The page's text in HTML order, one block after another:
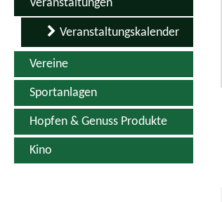
Veranstaltungen
Veranstaltungskalender
Vereine
Sportanlagen
Hopfen & Genuss Produkte
Kino